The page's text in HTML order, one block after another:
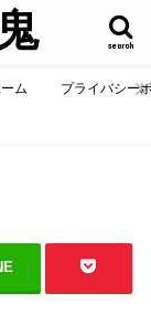
search
ム プライバシー